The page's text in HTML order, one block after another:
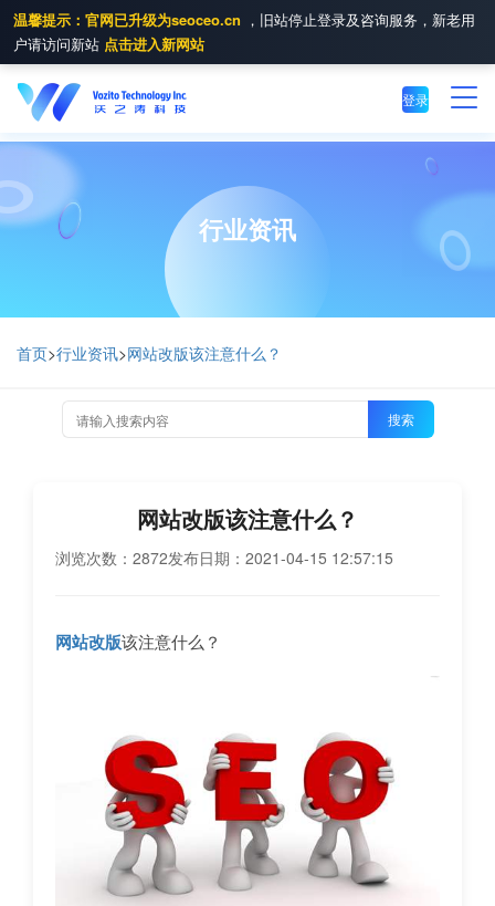
温馨提示：官网已升级为seoceo.cn ，旧站停止登录及咨询服务，新老用
户请访问新站 点击进入新网站
登录
行业资讯
首页>行业资讯>网站改版该注意什么？
搜索
网站改版该注意什么？
浏览次数：2872发布日期：2021-04-15 12:57:15
网站改版该注意什么？